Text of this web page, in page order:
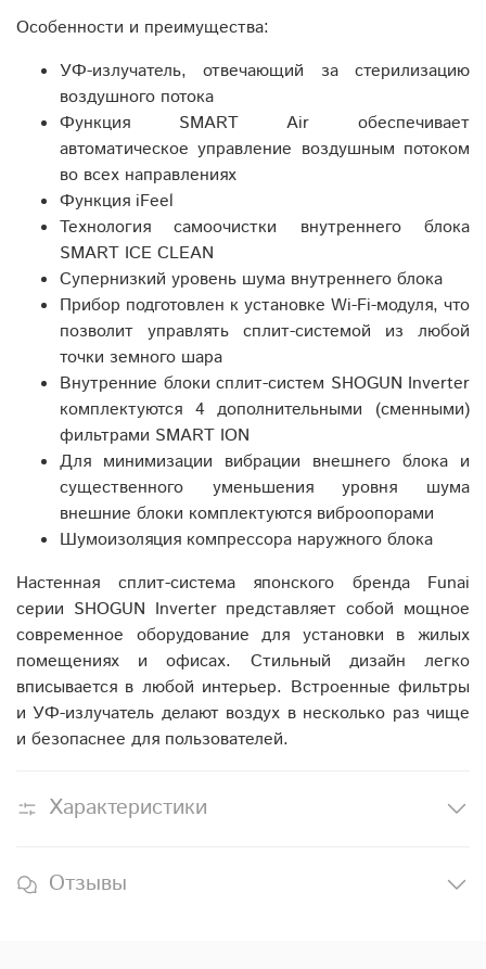
Особенности и преимущества:
УФ-излучатель, отвечающий за стерилизацию
воздушного потока
Функция SMART Air обеспечивает
автоматическое управление воздушным потоком
во всех направлениях
Функция iFeel
Технология самоочистки внутреннего блока
SMART ICE CLEAN
Супернизкий уровень шума внутреннего блока
Прибор подготовлен к установке Wi-Fi-модуля, что
позволит управлять сплит-системой из любой
точки земного шара
Внутренние блоки сплит-систем SHOGUN Inverter
комплектуются 4 дополнительными (сменными)
фильтрами SMART ION
Для минимизации вибрации внешнего блока и
существенного уменьшения уровня шума
внешние блоки комплектуются виброопорами
Шумоизоляция компрессора наружного блока
Настенная сплит-система японского бренда Funai
серии SHOGUN Inverter представляет собой мощное
современное оборудование для установки в жилых
помещениях и офисах. Стильный дизайн легко
вписывается в любой интерьер. Встроенные фильтры
и УФ-излучатель делают воздух в несколько раз чище
и безопаснее для пользователей.
Характеристики
Отзывы